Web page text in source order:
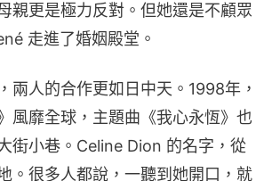
親更是極力反對。但她還是不顧眾
走進了婚姻殿堂。
兩人的合作更如日中天。1998年，
風靡全球，主題曲《我心永恆》也
街小巷。Celine Dion 的名字，從
。很多人都說，一聽到她開口，就